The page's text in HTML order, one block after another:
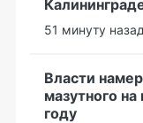
51 минуту назад
Власти
мазутного
году